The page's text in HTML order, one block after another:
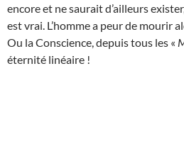
encore et ne saurait d’ailleurs
est vrai. L’homme a peur de mourir
Ou la Conscience, depuis tous les «
éternité linéaire !